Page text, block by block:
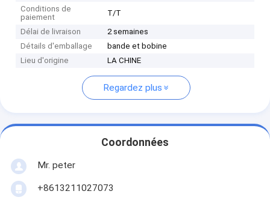
Conditions de
paiement
T/T
Délai de livraison
2 semaines
Détails d'emballage
bande et bobine
Lieu d'origine
LA CHINE
Regardez plus
Coordonnées
Mr. peter
+8613211027073